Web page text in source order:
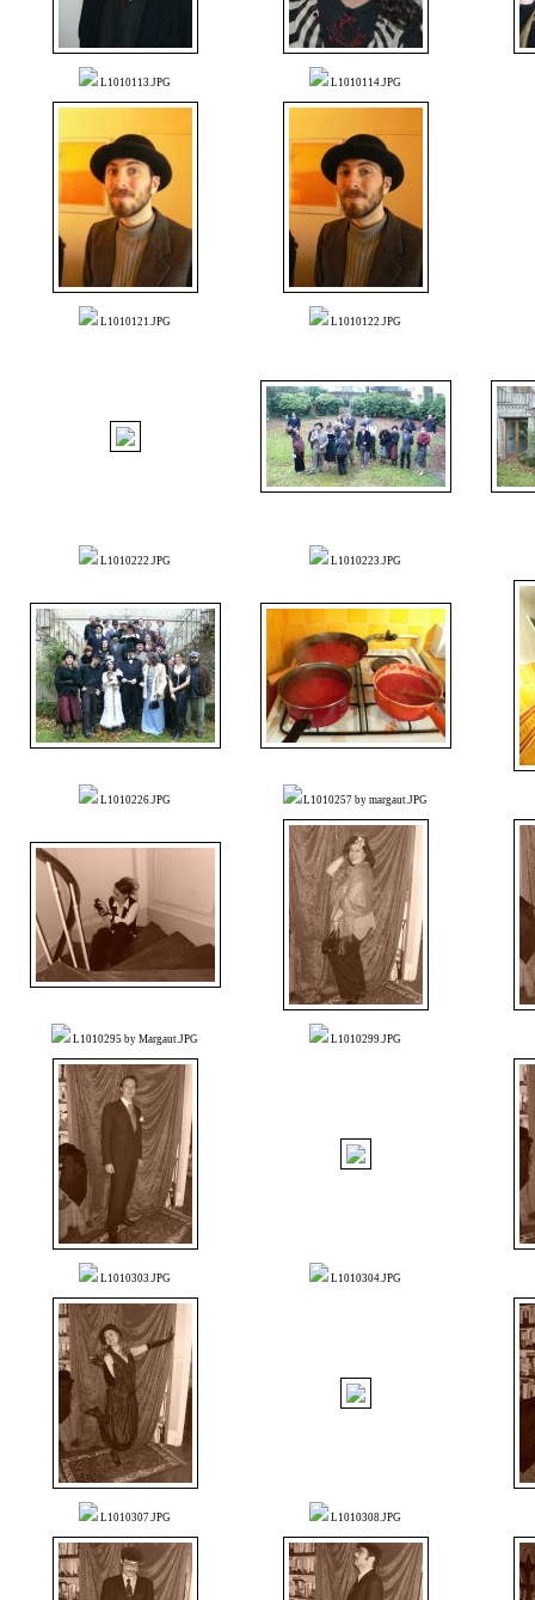
L1010113.JPG L1010114.JPG
L1010121.JPG L1010122.JPG
L1010222.JPG L1010223.JPG
L1010226.JPG L1010257 by margaut.JPG
L1010295 by Margaut.JPG L1010299.JPG
L1010303.JPG L1010304.JPG
L1010307.JPG L1010308.JPG